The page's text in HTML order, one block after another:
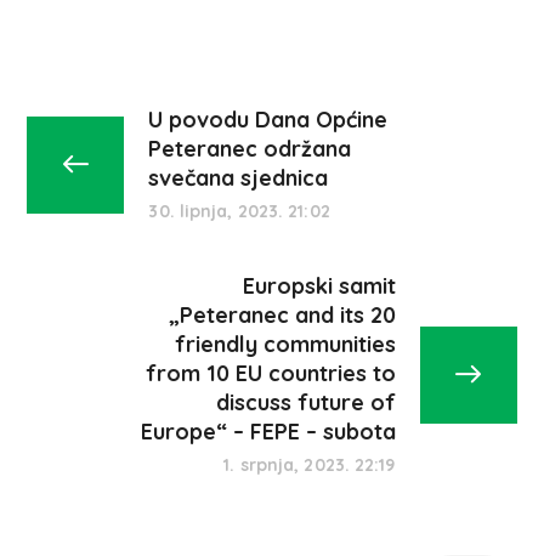
U povodu Dana Općine
Peteranec održana
svečana sjednica
30. lipnja, 2023. 21:02
Europski samit
„Peteranec and its 20
friendly communities
from 10 EU countries to
discuss future of
Europe“ – FEPE – subota
1. srpnja, 2023. 22:19